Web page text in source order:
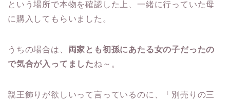
という場所で本物を確認した上、一緒に行っていた母
に購入してもらいました。
うちの場合は、 両家とも初孫にあたる女の子だったの
で気合が入ってましたね～。
親王飾りが欲しいって言っているのに、「別売りの三